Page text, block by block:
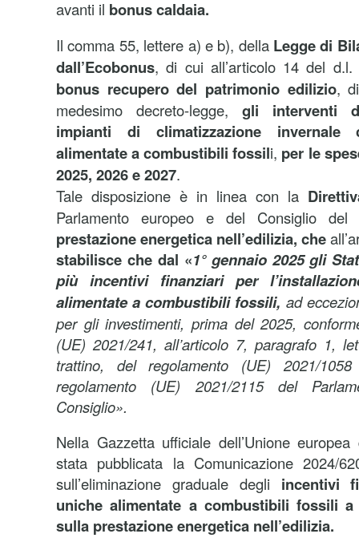
avanti il bonus caldaia.
Il comma 55, lettere a) e b), della Legge di
dall’Ecobonus, di cui all’articolo 14 del
bonus recupero del patrimonio edilizio,
medesimo decreto-legge, gli interventi
impianti di climatizzazione invernale
alimentate a combustibili fossili, per le
2025, 2026 e 2027.
Tale disposizione è in linea con la
Parlamento europeo e del Consiglio
prestazione energetica nell’edilizia, che
stabilisce che dal «1° gennaio 2025 gli
più incentivi finanziari per
alimentate a combustibili fossili, ad
per gli investimenti, prima del 2025,
(UE) 2021/241, all’articolo 7, paragrafo 1,
trattino, del regolamento (UE) 2021/
regolamento (UE) 2021/2115 del
Consiglio».
Nella Gazzetta ufficiale dell’Unione
stata pubblicata la Comunicazione 2024/
sull’eliminazione graduale degli incentivi
uniche alimentate a combustibili fossili
sulla prestazione energetica nell’edilizia.